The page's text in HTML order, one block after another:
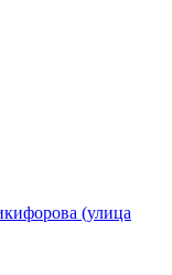
(улица